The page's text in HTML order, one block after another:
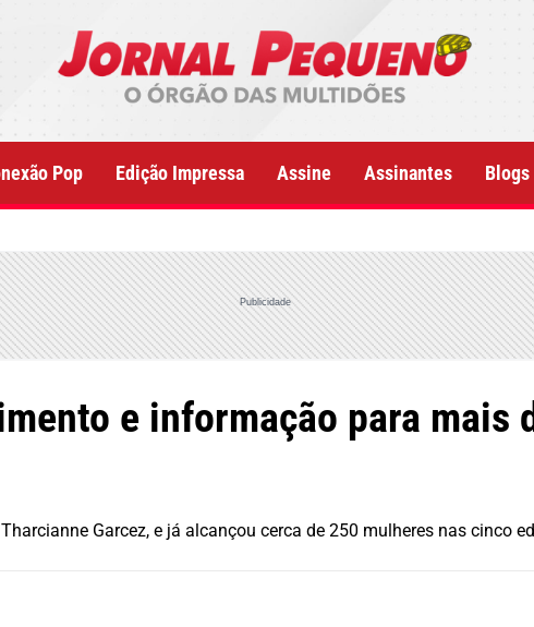
Pop Edição Impressa Assine Assinantes Blogs
Publicidade
e informação para mais
Garcez, e já alcançou cerca de 250 mulheres nas cinco